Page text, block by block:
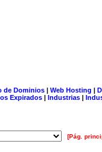
de Dominios| Web Hosting |
Expirados | Industrias |
[Pág.